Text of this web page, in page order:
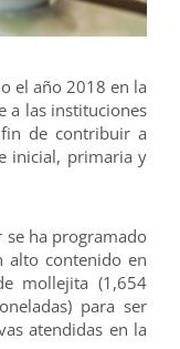
el año 2018 en la
a las instituciones
fin de contribuir a
inicial, primaria y
se ha programado
alto contenido en
mollejita (1,654
para ser
atendidas en la